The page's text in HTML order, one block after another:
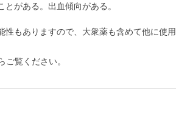
がある。出血傾向がある。
もありますので、大衆薬も含めて他に使
ご覧ください。